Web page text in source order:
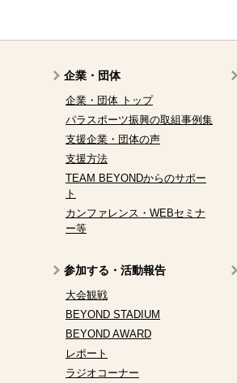
企業・団体
企業・団体 トップ
パラスポーツ振興の取組事例集
支援企業・団体の声
支援方法
TEAM BEYONDからのサポー
ト
カンファレンス・WEBセミナ
ー等
参加する・活動報告
大会観戦
BEYOND STADIUM
BEYOND AWARD
レポート
ラジオコーナー